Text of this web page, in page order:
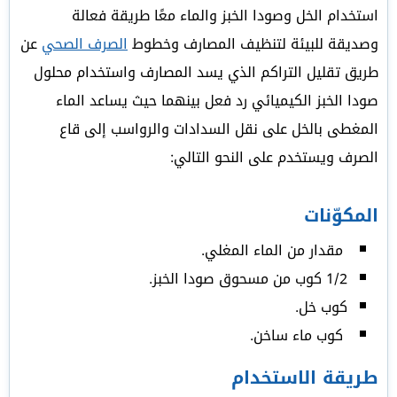
استخدام الخل وصودا الخبز والماء معًا طريقة فعالة
وصديقة للبيئة لتنظيف المصارف وخطوطالصرف الصحيعن
طريق تقليل التراكم الذي يسد المصارف واستخدام محلول
صودا الخبز الكيميائي رد فعل بينهما حيث يساعد الماء
المغطى بالخل على نقل السدادات والرواسب إلى قاع
الصرف ويستخدم على النحو التالي:
المكوّنات
مقدار من الماء المغلي.
1/2 كوب من مسحوق صودا الخبز.
كوب خل.
كوب ماء ساخن.
طريقة الاستخدام